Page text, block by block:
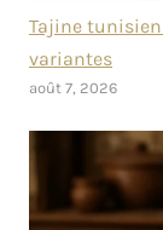
Tajine
variantes
août 7, 2026